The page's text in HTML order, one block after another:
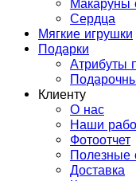
Макаруны
Сердца
Мягкие игрушки
Подарки
Атрибуты
Клиенту
О нас
Наши
Фотоотчет
Полезные
Доставка